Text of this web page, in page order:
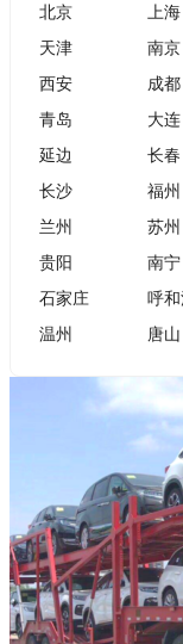
北京 上海
天津
南京
西安
成都
青岛
大连
延边
长春
长沙
福州
兰州
苏州
贵阳
南宁
石家庄
呼
温州
唐山